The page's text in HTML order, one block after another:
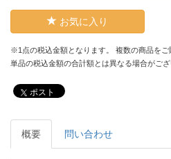
お気に入り
※1点の税込金額となります。 複数の商品をご
単品の税込金額の合計額とは異なる場合がご
ポスト
概要 問い合わせ